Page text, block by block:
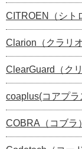
CITROEN（シト
Clarion（クラリオ
ClearGuard（ク
coaplus(コアプラ
COBRA（コブラ）